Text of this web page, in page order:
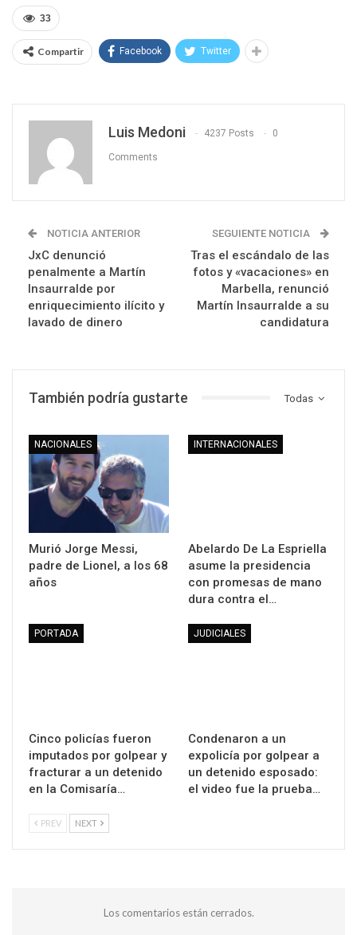
33
Compartir Facebook Twitter
Luis Medoni 4237 Posts 0
Comments
NOTICIA ANTERIOR
JxC denunció
penalmente a Martín
Insaurralde por
enriquecimiento ilícito y
lavado de dinero
SEGUIENTE NOTICIA
Tras el escándalo de las
fotos y «vacaciones» en
Marbella, renunció
Martín Insaurralde a su
candidatura
Todas
También podría gustarte
NACIONALES
Murió Jorge Messi,
padre de Lionel, a los 68
años
INTERNACIONALES
Abelardo De La Espriella
asume la presidencia
con promesas de mano
dura contra el…
PORTADA
Cinco policías fueron
imputados por golpear y
fracturar a un detenido
en la Comisaría…
JUDICIALES
Condenaron a un
expolicía por golpear a
un detenido esposado:
el video fue la prueba…
PREV NEXT
Los comentarios están cerrados.